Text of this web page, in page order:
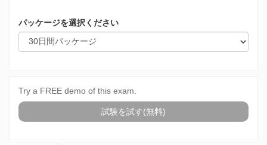
パッケージを選択ください
Try a FREE demo of this exam.
試験を試す(無料)